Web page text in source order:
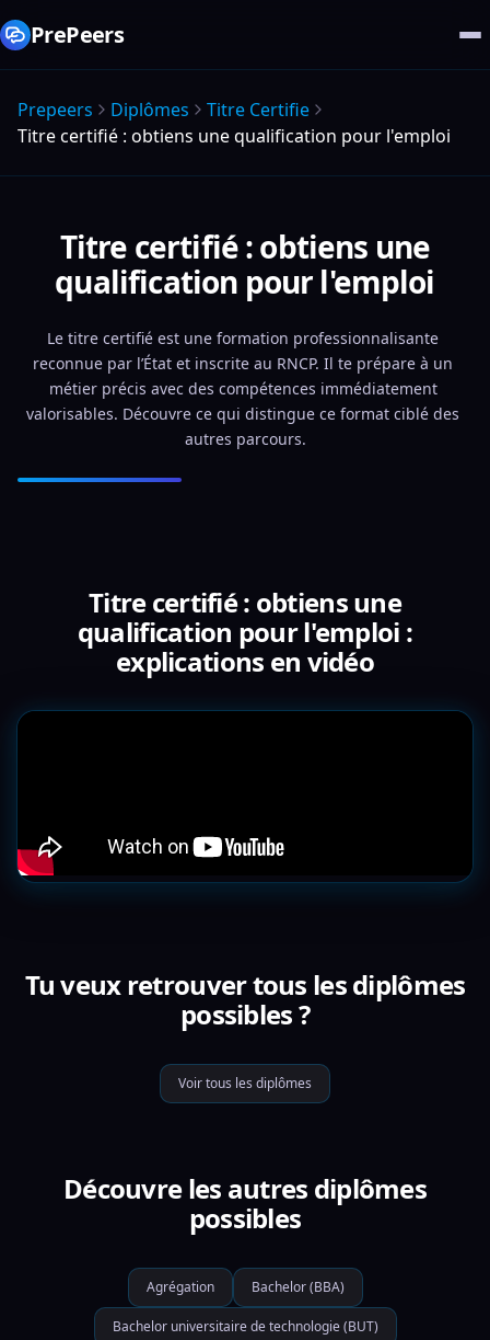
PrePeers
Prepeers Diplômes
Titre Certifie
Titre certifié : obtiens une qualification pour l'emploi
Titre certifié : obtiens une
qualification pour l'emploi
Le titre certifié est une formation professionnalisante
reconnue par l’État et inscrite au RNCP. Il te prépare à un
métier précis avec des compétences immédiatement
valorisables. Découvre ce qui distingue ce format ciblé des
autres parcours.
Titre certifié : obtiens une
qualification pour l'emploi :
explications en vidéo
Tu veux retrouver tous les diplômes
possibles ?
Voir tous les diplômes
Découvre les autres diplômes
possibles
Agrégation Bachelor (BBA)
Bachelor universitaire de technologie (BUT)